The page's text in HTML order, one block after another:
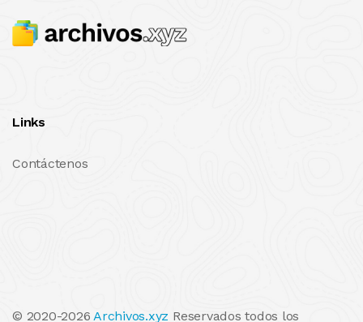
Links
Contáctenos
© 2020-2026Archivos.xyz Reservados todos los